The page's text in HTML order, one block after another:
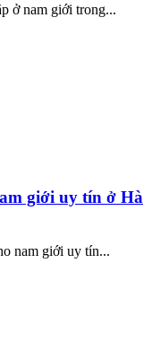
ở nam giới trong...
giới uy tín ở Hà
nam giới uy tín...